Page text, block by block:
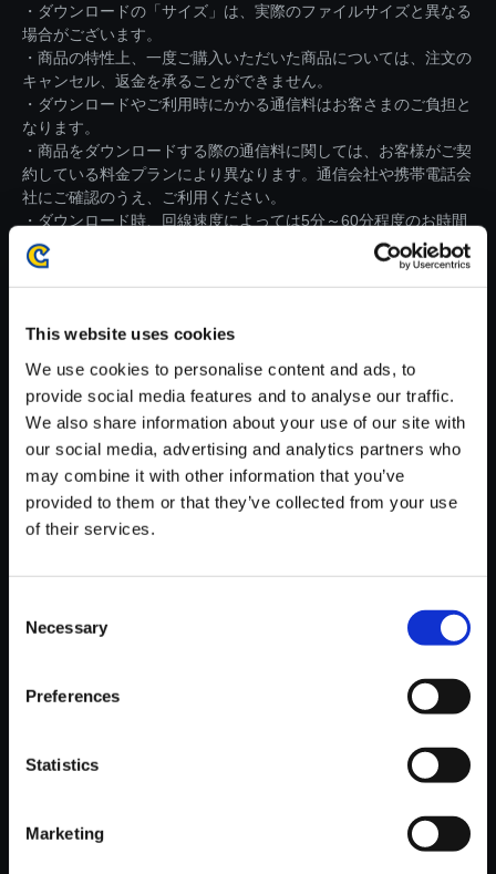
This website uses cookies
We use cookies to personalise content and ads, to
provide social media features and to analyse our traffic.
We also share information about your use of our site with
our social media, advertising and analytics partners who
may combine it with other information that you’ve
provided to them or that they’ve collected from your use
of their services.
Selection
Necessary
Preferences
Statistics
Marketing
・ダウンロードの「サイズ」は、実際のファイルサイズと異なる
場合がございます。
・商品の特性上、一度ご購入いただいた商品については、注文の
キャンセル、返金を承ることができません。
・ダウンロードやご利用時にかかる通信料はお客さまのご負担と
なります。
・商品をダウンロードする際の通信料に関しては、お客様がご契
約している料金プランにより異なります。通信会社や携帯電話会
社にご確認のうえ、ご利用ください。
・ダウンロード時、回線速度によっては5分～60分程度のお時間
がかかる場合がございます。
※ご購入いただいたファイルのダウンロードの際には、通信環境
が安定しているWifi環境でお試しください。
【単曲】Street Fighter 6 Origin
al Soundtrack Chun-Li - An Ag
ent's Day Off - 2
おすすめ商品